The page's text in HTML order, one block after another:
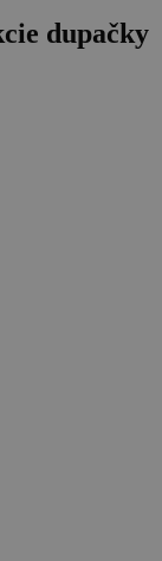
dupačky